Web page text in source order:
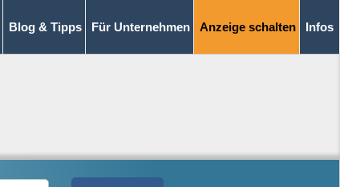
Blog & Tipps Für Unternehmen Anzeige schalten Infos